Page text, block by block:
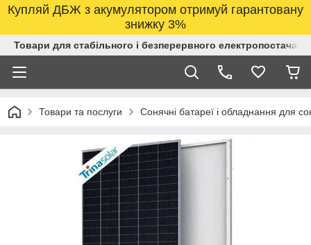
Купляй ДБЖ з акумулятором отримуй гарантовану
знижку 3%
Товари для стабільного і безперервного
Товари та послуги Сонячні батареї і обладнання для